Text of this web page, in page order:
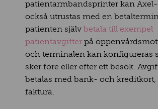
patientarmbandsprinter kan
också utrustas med en
patienten själv betala till exempel
patientavgifter på
och terminalen kan konfigureras
sker före eller efter ett besök.
betalas med bank- och kreditkort,
faktura.